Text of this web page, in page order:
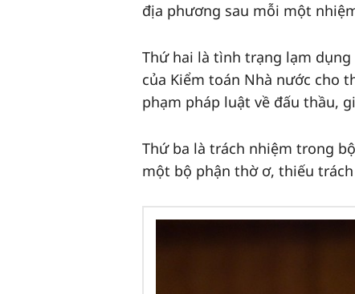
địa phương sau mỗi một
Thứ hai là tình trạng lạm dụng
của Kiểm toán Nhà nước cho
phạm pháp luật về đấu thầu,
Thứ ba là trách nhiệm trong
một bộ phận thờ ơ, thiếu